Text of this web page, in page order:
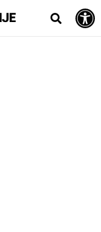
Open toolbar